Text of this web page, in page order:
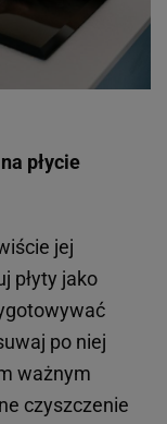
płycie
jej
płyty jako
po niej
ważnym
czyszczenie